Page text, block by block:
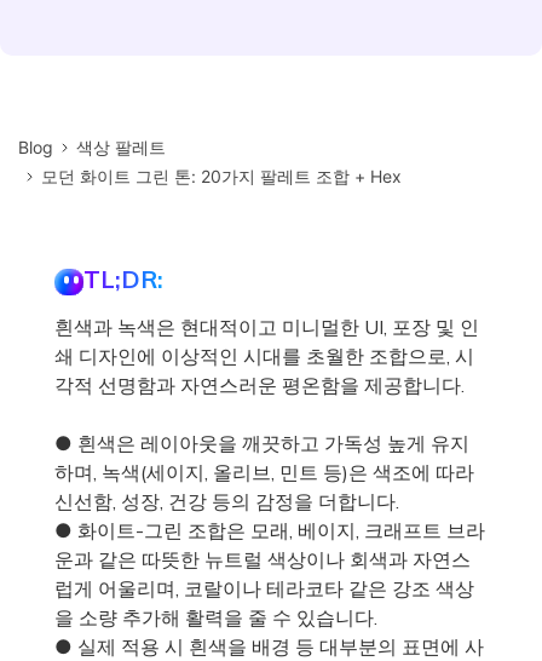
Blog
색상 팔레트
모던 화이트 그린 톤: 20가지 팔레트 조합 + Hex
TL;DR:
흰색과 녹색은 현대적이고 미니멀한 UI, 포장 및 인
쇄 디자인에 이상적인 시대를 초월한 조합으로, 시
각적 선명함과 자연스러운 평온함을 제공합니다.
● 흰색은 레이아웃을 깨끗하고 가독성 높게 유지
하며, 녹색(세이지, 올리브, 민트 등)은 색조에 따라
신선함, 성장, 건강 등의 감정을 더합니다.
● 화이트-그린 조합은 모래, 베이지, 크래프트 브라
운과 같은 따뜻한 뉴트럴 색상이나 회색과 자연스
럽게 어울리며, 코랄이나 테라코타 같은 강조 색상
을 소량 추가해 활력을 줄 수 있습니다.
● 실제 적용 시 흰색을 배경 등 대부분의 표면에 사